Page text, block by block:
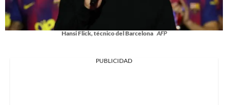
Hansi Flick, técnico del Barcelona AFP
PUBLICIDAD